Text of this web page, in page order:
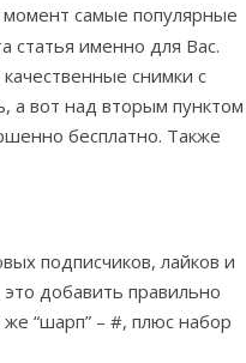
самые популярные
статья именно для Вас.
снимки с
а вот над вторым пунктом
бесплатно. Также
подписчиков, лайков и
добавить правильно
“шарп” – #, плюс набор